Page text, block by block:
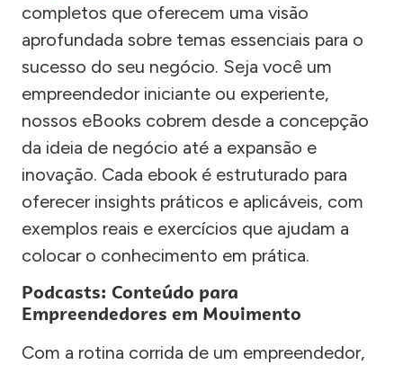
completos que oferecem uma visão
aprofundada sobre temas essenciais para o
sucesso do seu negócio. Seja você um
empreendedor iniciante ou experiente,
nossos eBooks cobrem desde a concepção
da ideia de negócio até a expansão e
inovação. Cada ebook é estruturado para
oferecer insights práticos e aplicáveis, com
exemplos reais e exercícios que ajudam a
colocar o conhecimento em prática.
Podcasts: Conteúdo para
Empreendedores em Movimento
Com a rotina corrida de um empreendedor,